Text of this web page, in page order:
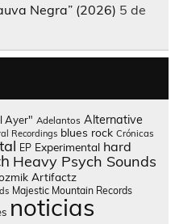
Negra” (2026) 5 de
Ayer" Adelantos Alternative
Recordings blues rock Crónicas
EP Experimental hard
Heavy Psych Sounds
Artifactz
Majestic Mountain Records
noticias